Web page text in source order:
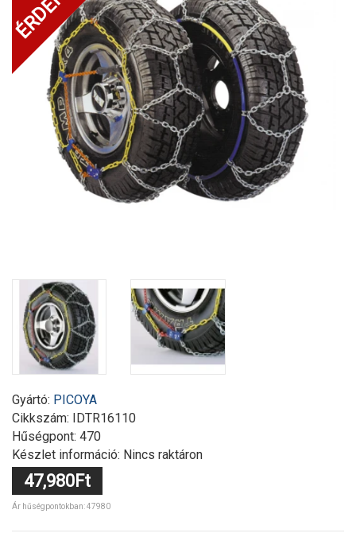
Gyártó: PICOYA
Cikkszám: IDTR16110
Hűségpont: 470
Készlet információ: Nincs raktáron
47,980Ft
Ár hűségpontokban: 47980